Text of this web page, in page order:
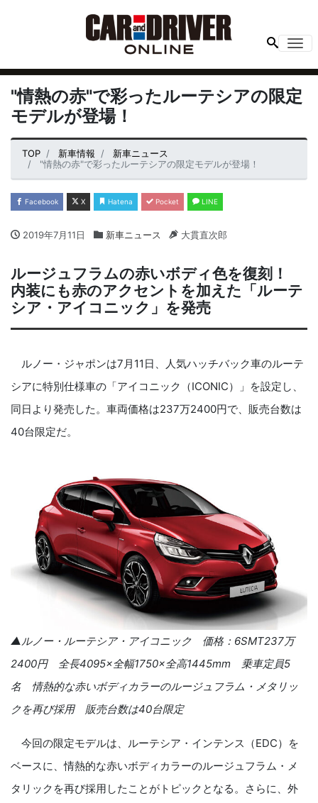
"情熱の赤"で彩ったルーテシアの限定
モデルが登場！
TOP 新車情報
新車ニュース
"情熱の赤"で彩ったルーテシアの限定モデルが登場！
Facebook X Hatena Pocket LINE
2019年7月11日 新車ニュース 大貫直次郎
ルージュフラムの赤いボディ色を復刻！
内装にも赤のアクセントを加えた「ルーテ
シア・アイコニック」を発売
ルノー・ジャポンは7月 11 日、人気ハッチバック車のルーテ
シアに特別仕様車の「アイコニック（ICONIC）」を設定し、
同日より発売した。車両価格は237万2400円で、販売台数は
40台限定だ。
▲ルノー・ルーテシア・アイコニック 価格： 6SMT237万
2400円 全長4095×全幅1750×全高1445mm 乗車定員5
名 情熱的な赤いボディカラーのルージュフラム・メタリッ
クを再び採用 販売台数は40台限定
今回の限定モデルは、ルーテシア・インテンス（EDC）を
ベースに、情熱的な赤いボディカラーのルージュフラム・メ
タリックを再び採用したことがトピックとなる。さらに、外